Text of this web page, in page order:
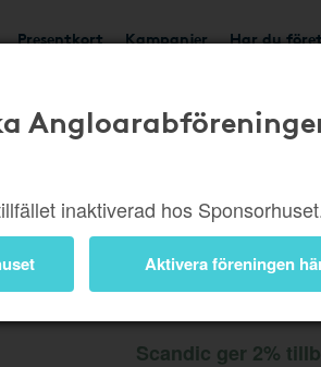
Presentkort Kampanjer Har du
inaktiverad hos
Aktivera föreningen
Information
Scandic ger 2%